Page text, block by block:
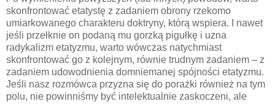
skonfrontować etatystę z zadaniem obrony rzekomo
umiarkowanego charakteru doktryny, którą wspiera. I nawet
jeśli przełknie on podaną mu gorzką pigułkę i uzna
radykalizm etatyzmu, warto wówczas natychmiast
skonfrontować go z kolejnym, równie trudnym zadaniem – z
zadaniem udowodnienia domniemanej spójności etatyzmu.
Jeśli nasz rozmówca przyzna się do porażki również na tym
polu, nie powinniśmy być intelektualnie zaskoczeni, ale